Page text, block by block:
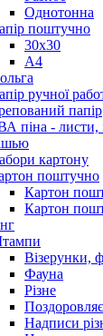
Однотонна
поштучно
30х30
А4
ручної
папір
піна - листи,
картону
поштучно
Картон
Картон
Візерунки,
Фауна
Різне
Надписи